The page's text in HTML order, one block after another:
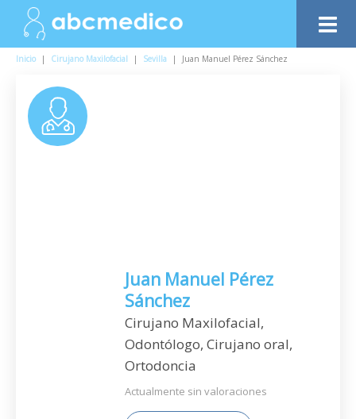
Inicio | Cirujano Maxilofacial | Sevilla | Juan Manuel Pérez Sánchez
Juan Manuel Pérez
Sánchez
Cirujano Maxilofacial,
Odontólogo, Cirujano oral,
Ortodoncia
Actualmente sin valoraciones